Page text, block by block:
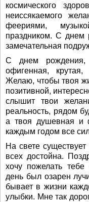
космического
неиссякаемого
феериями,
праздником. С днем
замечательная
С днем
офигенная,
Желаю, чтобы твоя
позитивной,
слышит твои
реальность, рядом
а твоя душевная и
каждым годом все
На свете
всех достойна.
хочу пожелать
день был озарен
бывает в жизни
улыбки. Мне так